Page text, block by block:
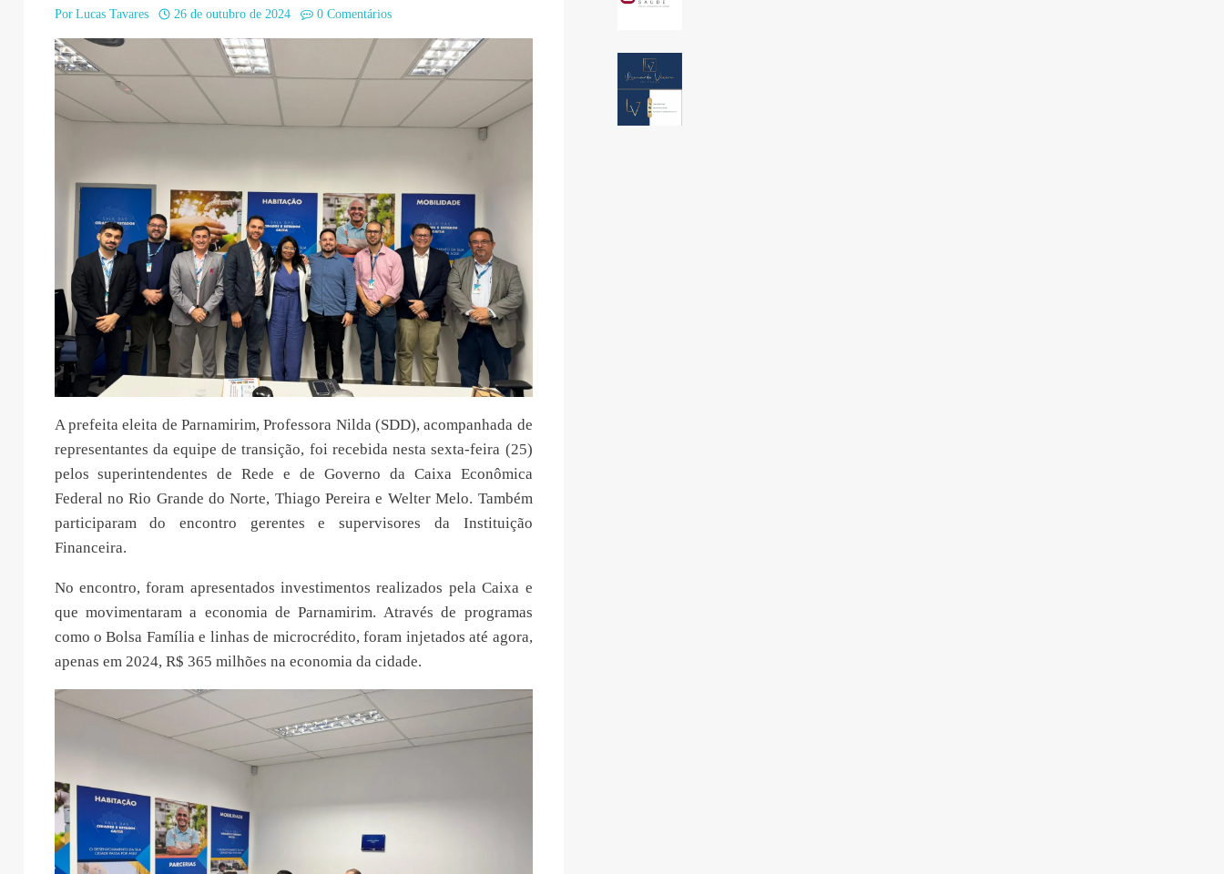
Por Lucas Tavares 26 de outubro de 2024 0 Comentários
A prefeita eleita de Parnamirim, Professora Nilda (SDD), acompanhada de
representantes da equipe de transição, foi recebida nesta sexta-feira (25)
pelos superintendentes de Rede e de Governo da Caixa Econômica
Federal no Rio Grande do Norte, Thiago Pereira e Welter Melo. Também
participaram do encontro gerentes e supervisores da Instituição
Financeira.
No encontro, foram apresentados investimentos realizados pela Caixa e
que movimentaram a economia de Parnamirim. Através de programas
como o Bolsa Família e linhas de microcrédito, foram injetados até agora,
apenas em 2024, R$ 365 milhões na economia da cidade.